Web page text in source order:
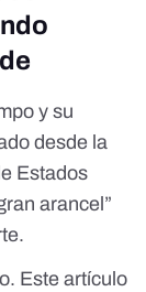
y su
desde la
Estados
arancel”
Este artículo